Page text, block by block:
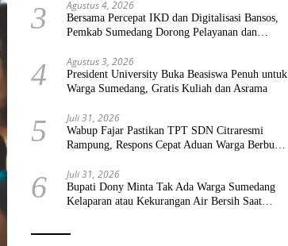
3 Agustus 4, 2026
Bersama Percepat IKD dan Digitalisasi Bansos,
Pemkab Sumedang Dorong Pelayanan dan
4 Agustus 3, 2026
President University Buka Beasiswa Penuh untuk
Warga Sumedang, Gratis Kuliah dan Asrama
5 Juli 31, 2026
Wabup Fajar Pastikan TPT SDN Citraresmi
Rampung, Respons Cepat Aduan Warga Berbuah
6 Juli 31, 2026
Bupati Dony Minta Tak Ada Warga Sumedang
Kelaparan atau Kekurangan Air Bersih Saat